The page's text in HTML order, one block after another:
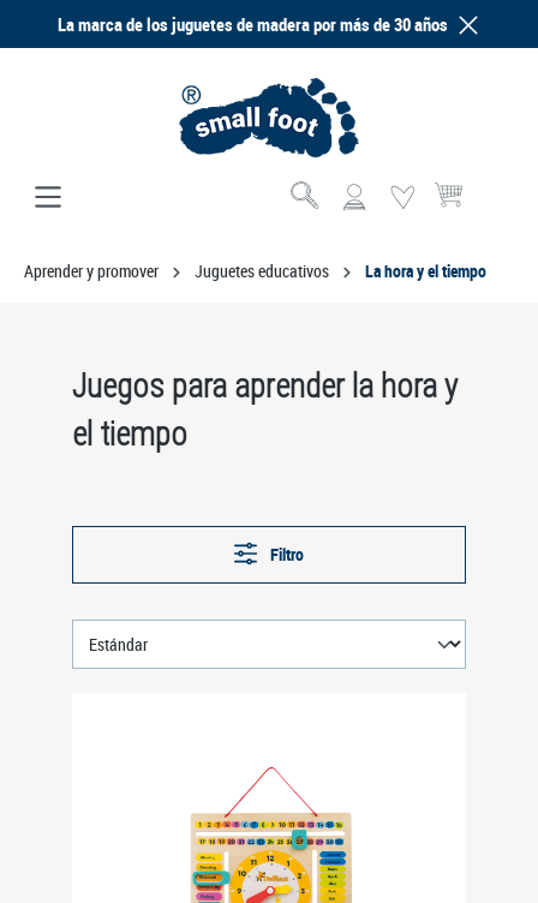
principal
La marca de los juguetes de madera por más de 30 años
El carrito de
Aprender y promover Juguetes educativos La hora y el tiempo
Juegos para aprender la hora y
el tiempo
Filtro